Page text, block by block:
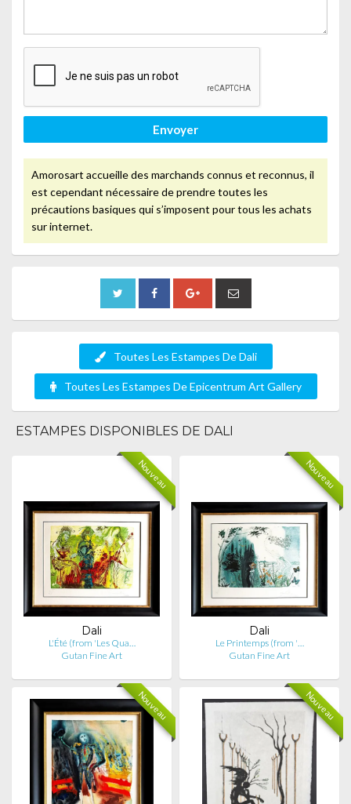
Envoyer
Amorosart accueille des marchands connus et reconnus, il
est cependant nécessaire de prendre toutes les
précautions basiques qui s’imposent pour tous les achats
sur internet.
Toutes Les Estampes De Dali
Toutes Les Estampes De Epicentrum Art Gallery
ESTAMPES DISPONIBLES DE DALI
Nouveau
Dali
L'Été (from 'Les Qua…
Gutan Fine Art
Nouveau
Dali
Le Printemps (from '…
Gutan Fine Art
Nouveau Nouveau